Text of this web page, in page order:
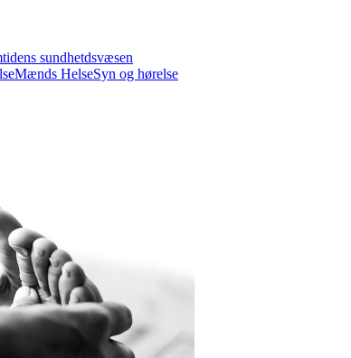
sundhetdsvæsen
Mænds HelseSyn og hørelse